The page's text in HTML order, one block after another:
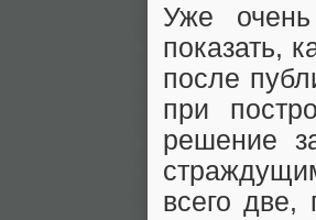
Уже
показать,
после
при
решение
всего две,